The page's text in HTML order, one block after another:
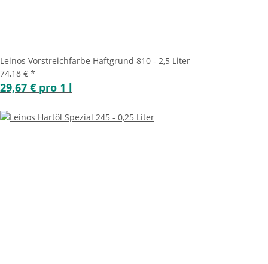
Leinos Vorstreichfarbe Haftgrund 810 - 2,5 Liter
74,18 € *
29,67 € pro 1 l